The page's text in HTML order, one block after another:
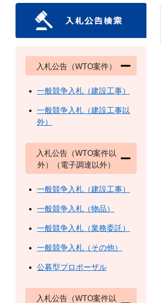
入札公告（WTO案件）
一般競争入札（建設工事）
一般競争入札（建設工事以
外）
入札公告（WTO案件以
外）（電子調達以外）
一般競争入札（建設工事）
一般競争入札（物品）
一般競争入札（業務委託）
一般競争入札（その他）
公募型プロポーザル
入札公告（WTO案件以